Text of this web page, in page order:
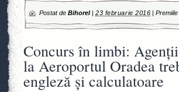
Postat de Bihorel| 23 februarie 2016 |
Concurs în limbi:
la Aeroportul Oradea
engleză şi calculatoare